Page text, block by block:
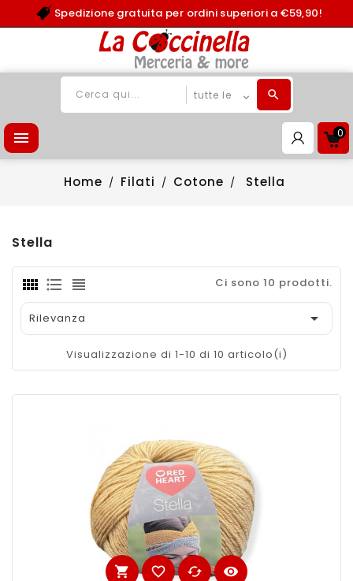
Spedizione gratuita per ordini superiori a €59,90!
 0
Home Filati Cotone Stella
Stella
Ci sono 10 prodotti.
Rilevanza 
Visualizzazione di 1-10 di 10 articolo(i)
shopping_cart favorite_border cached visibility